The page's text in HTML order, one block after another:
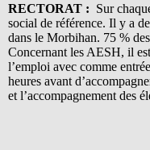
RECTORAT : Sur
social de référence. Il y a
dans le Morbihan. 75 %
Concernant les AESH, il
l’emploi avec comme
heures avant
et l’accompagnement des